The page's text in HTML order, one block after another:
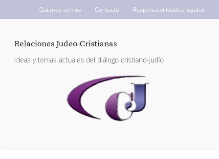
Quiénes somos Contacto Responsabilidades legales
Relaciones Judeo-Cristianas
Ideas y temas actuales del diálogo cristiano-judío